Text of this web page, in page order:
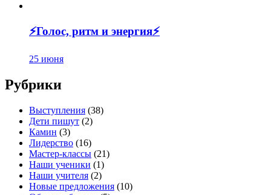
⚡️Голос, ритм и энергия⚡️
25 июня
Рубрики
Выступления (38)
Дети пишут (2)
Камин (3)
Лидерство (16)
Мастер-классы (21)
Наши ученики (1)
Наши учителя (2)
Новые предложения (10)